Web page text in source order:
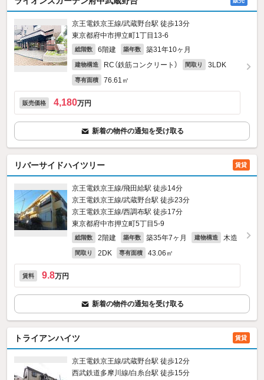
京王電鉄京王線/武蔵野台駅 徒歩13分
東京都府中市押立町1丁目13-6
総階数 6階建 築年数 築31年10ヶ月
建物構造 RC（鉄筋コンクリート） 間取り 3LDK
専有面積 76.61㎡
販売価格 4,180万円
新着の物件の通知を受け取る
リバーサイドハイツリー 賃貸
京王電鉄京王線/飛田給駅 徒歩14分
京王電鉄京王線/武蔵野台駅 徒歩23分
京王電鉄京王線/西調布駅 徒歩17分
東京都府中市押立町5丁目5-9
総階数 2階建 築年数 築35年7ヶ月 建物構造 木造
間取り 2DK 専有面積 43.06㎡
賃料 9.8万円
新着の物件の通知を受け取る
トライアンハイツ 賃貸
京王電鉄京王線/武蔵野台駅 徒歩12分
西武鉄道多摩川線/白糸台駅 徒歩15分